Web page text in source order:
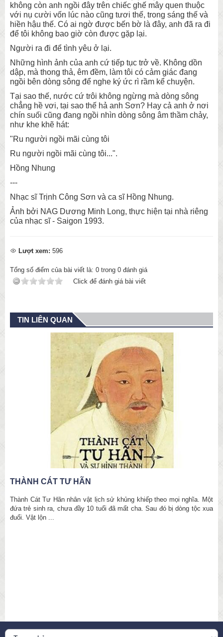
không còn anh ngồi đây trên chiếc ghế mây quen thuộc
với nụ cười vốn lúc nào cũng tươi thế, trong sáng thế và
hiền hậu thế. Có ai ngờ được bến bờ là đây, anh đã ra đi
để tôi không bao giờ còn được gặp lại.
Người ra đi để tình yêu ở lại.
Những hình ảnh của anh cứ tiếp tục trở về. Không dồn
dập, mà thong thả, êm đềm, làm tôi có cảm giác đang
ngồi bên dòng sông để nghe ký ức rì rầm kể chuyện.
Tại sao thế, nước cứ trôi không ngừng mà dòng sông
chẳng hề vơi, tại sao thế hả anh Sơn? Hay cả anh ở nơi
chín suối cũng đang ngồi nhìn dòng sông âm thầm chảy,
như khe khẽ hát:
"Ru người ngồi mãi cùng tôi
Ru người ngồi mãi cùng tôi...".
Hồng Nhung
---
Nhạc sĩ Trịnh Công Sơn và ca sĩ Hồng Nhung.
Ảnh bởi NAG Dương Minh Long, thực hiện tại nhà riêng
của nhạc sĩ - Saigon 1993.
Lượt xem: 596
Tổng số điểm của bài viết là: 0 trong 0 đánh giá
Click để đánh giá bài viết
TIN LIÊN QUAN
TƯ DUY CHIẾN LƯỢC VÀ SỰ BẤT ĐỐI XỨNG
QUÂN VÀ TƯỚNG NHÌN THẤY NHỮNG THỨ KHÁC NHAU hay CÂU
CHUYỆN TƯ DUY CHIẾN LƯỢC Ở DOANH NGHIỆP Câu chuyện